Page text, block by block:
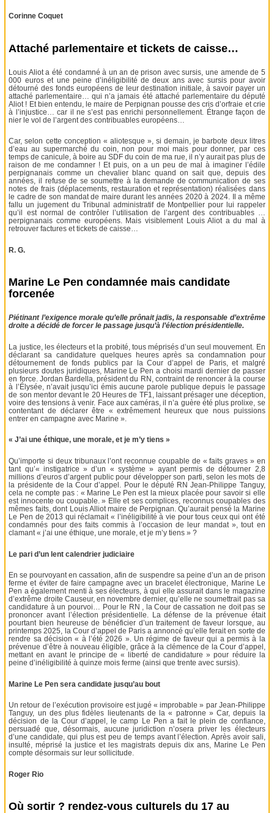
Corinne Coquet
Attaché parlementaire et tickets de caisse…
Louis Aliot a été condamné à un an de prison avec sursis, une amende de 5
000 euros et une peine d’inéligibilité de deux ans avec sursis pour avoir
détourné des fonds européens de leur destination initiale, à savoir payer un
attaché parlementaire… qui n’a jamais été attaché parlementaire du député
Aliot ! Et bien entendu, le maire de Perpignan pousse des cris d’orfraie et crie
à l’injustice… car il ne s’est pas enrichi personnellement. Étrange façon de
nier le vol de l’argent des contribuables européens…
Car, selon cette conception « aliotesque », si demain, je barbote deux litres
d’eau au supermarché du coin, non pour moi mais pour donner, par ces
temps de canicule, à boire au SDF du coin de ma rue, il n’y aurait pas plus de
raison de me condamner ! Et puis, on a un peu de mal à imaginer l’édile
perpignanais comme un chevalier blanc quand on sait que, depuis des
années, il refuse de se soumettre à la demande de communication de ses
notes de frais (déplacements, restauration et représentation) réalisées dans
le cadre de son mandat de maire durant les années 2020 à 2024. Il a même
fallu un jugement du Tribunal administratif de Montpellier pour lui rappeler
qu’il est normal de contrôler l’utilisation de l’argent des contribuables …
perpignanais comme européens. Mais visiblement Louis Aliot a du mal à
retrouver factures et tickets de caisse…
R. G.
Marine Le Pen condamnée mais candidate
forcenée
Piétinant l’exigence morale qu’elle prônait jadis, la responsable d’extrême
droite a décidé de forcer le passage jusqu’à l’élection présidentielle.
La justice, les électeurs et la probité, tous méprisés d’un seul mouvement. En
déclarant sa candidature quelques heures après sa condamnation pour
détournement de fonds publics par la Cour d’appel de Paris, et malgré
plusieurs doutes juridiques, Marine Le Pen a choisi mardi dernier de passer
en force. Jordan Bardella, président du RN, contraint de renoncer à la course
à l’Élysée, n’avait jusqu’ici émis aucune parole publique depuis le passage
de son mentor devant le 20 Heures de TF1, laissant présager une déception,
voire des tensions à venir. Face aux caméras, il n’a guère été plus prolixe, se
contentant de déclarer être « extrêmement heureux que nous puissions
entrer en campagne avec Marine ».
« J’ai une éthique, une morale, et je m’y tiens »
Qu’importe si deux tribunaux l’ont reconnue coupable de « faits graves » en
tant qu’« instigatrice » d’un « système » ayant permis de détourner 2,8
millions d’euros d’argent public pour développer son parti, selon les mots de
la présidente de la Cour d’appel. Pour le député RN Jean-Philippe Tanguy,
cela ne compte pas : « Marine Le Pen est la mieux placée pour savoir si elle
est innocente ou coupable. » Elle et ses complices, reconnus coupables des
mêmes faits, dont Louis Alliot maire de Perpignan. Qu’aurait pensé la Marine
Le Pen de 2013 qui réclamait « l’inéligibilité à vie pour tous ceux qui ont été
condamnés pour des faits commis à l’occasion de leur mandat », tout en
clamant « j’ai une éthique, une morale, et je m’y tiens » ?
Le pari d’un lent calendrier judiciaire
En se pourvoyant en cassation, afin de suspendre sa peine d’un an de prison
ferme et éviter de faire campagne avec un bracelet électronique, Marine Le
Pen a également menti à ses électeurs, à qui elle assurait dans le magazine
d’extrême droite Causeur, en novembre dernier, qu’elle ne soumettrait pas sa
candidature à un pourvoi… Pour le RN , la Cour de cassation ne doit pas se
prononcer avant l’élection présidentielle. La défense de la prévenue était
pourtant bien heureuse de bénéficier d’un traitement de faveur lorsque, au
printemps 2025, la Cour d’appel de Paris a annoncé qu’elle ferait en sorte de
rendre sa décision « à l’été 2026 ». Un régime de faveur qui a permis à la
prévenue d’être à nouveau éligible, grâce à la clémence de la Cour d’appel,
mettant en avant le principe de « liberté de candidature » pour réduire la
peine d’inéligibilité à quinze mois ferme (ainsi que trente avec sursis).
Marine Le Pen sera candidate jusqu’au bout
Un retour de l’exécution provisoire est jugé « improbable » par Jean-Philippe
Tanguy, un des plus fidèles lieutenants de la « patronne » Car, depuis la
décision de la Cour d’appel, le camp Le Pen a fait le plein de confiance,
persuadé que, désormais, aucune juridiction n’osera priver les électeurs
d’une candidate, qui plus est peu de temps avant l’élection. Après avoir sali,
insulté, méprisé la justice et les magistrats depuis dix ans, Marine Le Pen
compte désormais sur leur sollicitude.
Roger Rio
Où sortir ? rendez-vous culturels du 17 au